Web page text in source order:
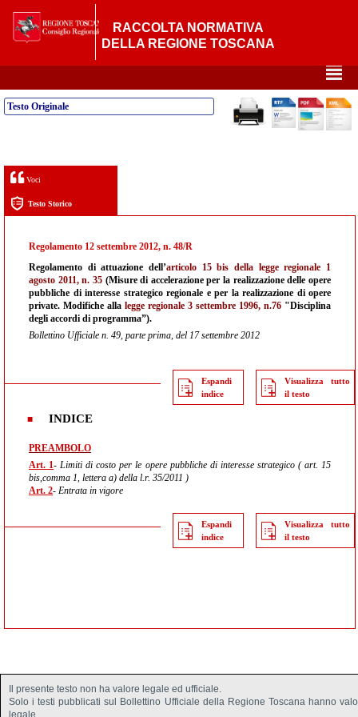
RACCOLTA NORMATIVA
DELLA REGIONE TOSCANA
²
Testo Originale
Voci
Testo Storico
Regolamento 12 settembre 2012, n. 48/R
Regolamento di attuazione dell’articolo 15 bis della legge regionale 1
agosto 2011, n. 35(Misure di accelerazione per la realizzazione delle opere
pubbliche di interesse strategico regionale e per la realizzazione di opere
private. Modifiche alla legge regionale 3 settembre 1996, n.76 "Disciplina
degli accordi di programma”).
Bollettino Ufficiale n. 49, parte prima, del 17 settembre 2012
Espandi
indice
Visualizza tutto
il testo
INDICE
PREAMBOLO
Art. 1- Limiti di costo per le opere pubbliche di interesse strategico ( art. 15
bis,comma 1, lettera a) della l.r. 35/2011 )
Art. 2- Entrata in vigore
Espandi
indice
Visualizza tutto
il testo
Il presente testo non ha valore legale ed ufficiale.
Solo i testi pubblicati sul Bollettino Ufficiale della Regione Toscana hanno
legale.